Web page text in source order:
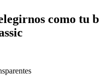
como tu